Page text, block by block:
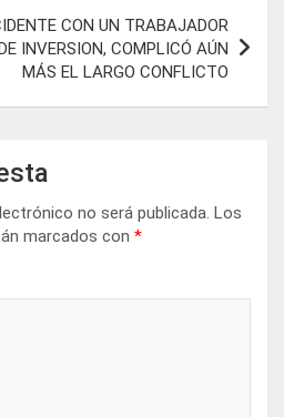
CON UN TRABAJADOR
INVERSION, COMPLICÓ AÚN
MÁS EL LARGO CONFLICTO
no será publicada. Los
marcados con *